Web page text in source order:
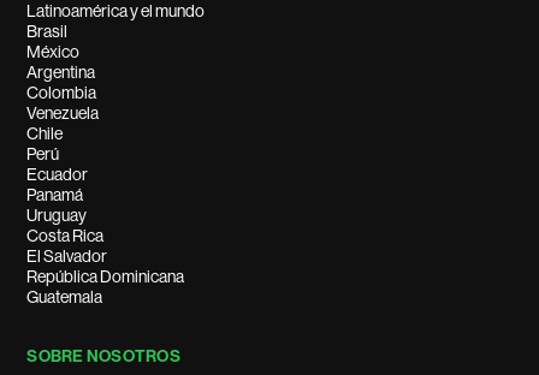
Latinoamérica y el mundo
Brasil
México
Argentina
Colombia
Venezuela
Chile
Perú
Ecuador
Panamá
Uruguay
Costa Rica
El Salvador
República Dominicana
Guatemala
SOBRE NOSOTROS